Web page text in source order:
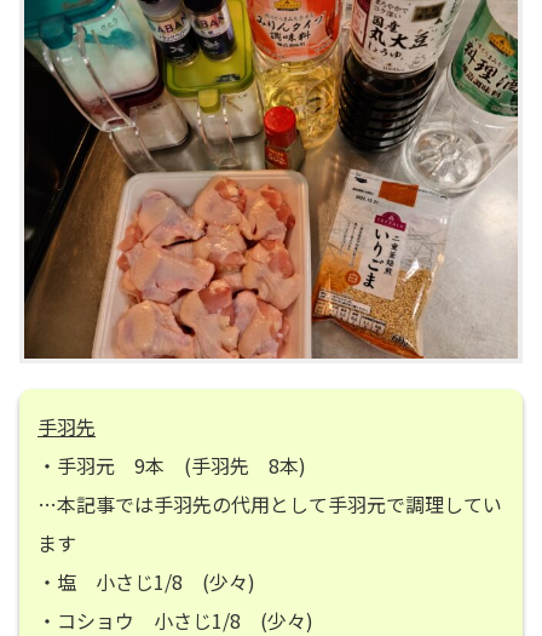
手羽先
・手羽元 9本 (手羽先 8本)
…本記事では手羽先の代用として手羽元で調理してい
ます
・塩 小さじ1/8 (少々)
・コショウ 小さじ1/8 (少々)